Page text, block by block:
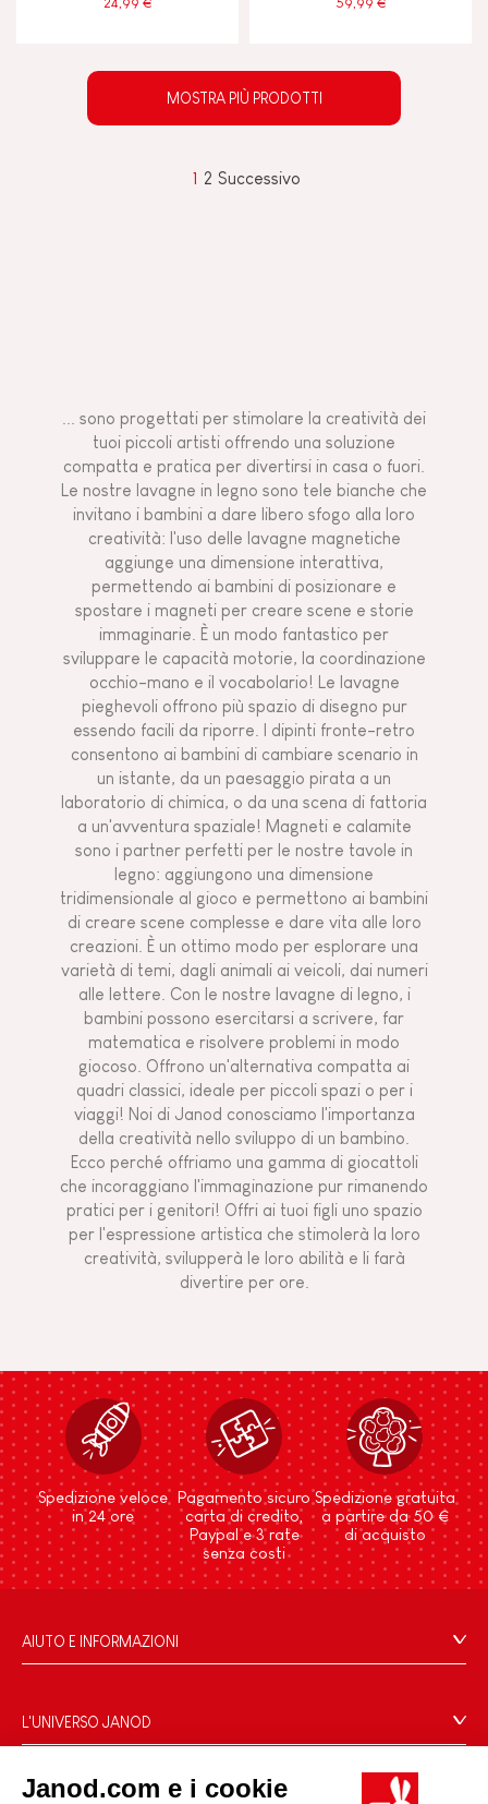
Janod.com e i cookie
MOSTRA PIÙ PRODOTTI
1 2 Successivo
... sono progettati per stimolare la creatività dei
tuoi piccoli artisti offrendo una soluzione
compatta e pratica per divertirsi in casa o fuori.
Le nostre lavagne in legno sono tele bianche che
invitano i bambini a dare libero sfogo alla loro
creatività: l'uso delle lavagne magnetiche
aggiunge una dimensione interattiva,
permettendo ai bambini di posizionare e
spostare i magneti per creare scene e storie
immaginarie. È un modo fantastico per
sviluppare le capacità motorie, la coordinazione
occhio-mano e il vocabolario! Le lavagne
pieghevoli offrono più spazio di disegno pur
essendo facili da riporre. I dipinti fronte-retro
consentono ai bambini di cambiare scenario in
un istante, da un paesaggio pirata a un
laboratorio di chimica, o da una scena di fattoria
a un'avventura spaziale! Magneti e calamite
sono i partner perfetti per le nostre tavole in
legno: aggiungono una dimensione
tridimensionale al gioco e permettono ai bambini
di creare scene complesse e dare vita alle loro
creazioni. È un ottimo modo per esplorare una
varietà di temi, dagli animali ai veicoli, dai numeri
alle lettere. Con le nostre lavagne di legno, i
bambini possono esercitarsi a scrivere, far
matematica e risolvere problemi in modo
giocoso. Offrono un'alternativa compatta ai
quadri classici, ideale per piccoli spazi o per i
viaggi! Noi di Janod conosciamo l'importanza
della creatività nello sviluppo di un bambino.
Ecco perché offriamo una gamma di giocattoli
che incoraggiano l'immaginazione pur rimanendo
pratici per i genitori! Offri ai tuoi figli uno spazio
per l'espressione artistica che stimolerà la loro
creatività, svilupperà le loro abilità e li farà
divertire per ore.
Spedizione veloce
in 24 ore
Pagamento sicuro
carta di credito,
Paypal e 3 rate
senza costi
Spedizione gratuita
a partire da 50 €
di acquisto
AIUTO E INFORMAZIONI
Domande Frequenti
Contatti
Negozi
L'UNIVERSO JANOD
Le nostre attività